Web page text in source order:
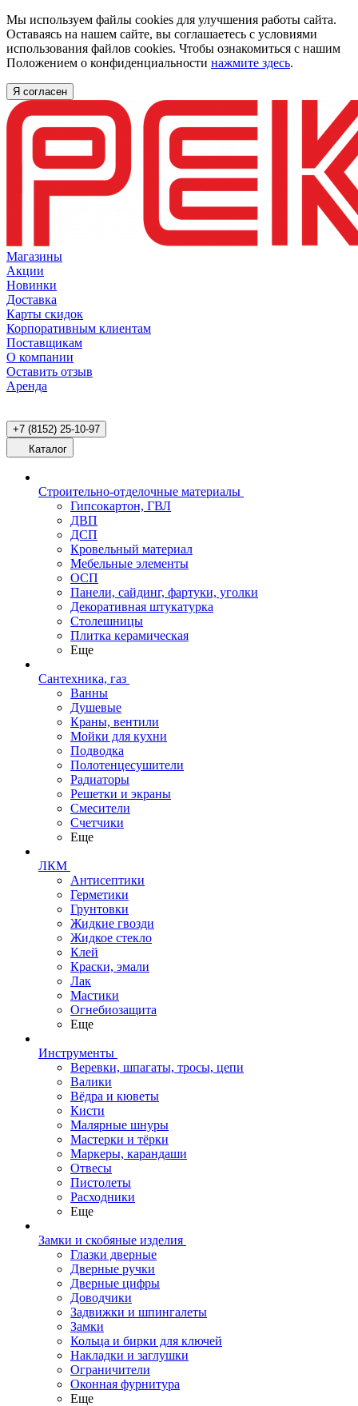
Мы используем файлы cookies для улучшения работы сайта.
Оставаясь на нашем сайте, вы соглашаетесь с условиями
использования файлов cookies. Чтобы ознакомиться с нашим
Положением о конфиденциальности нажмите здесь.
Я согласен
Магазины
Акции
Новинки
Доставка
Карты скидок
Корпоративным клиентам
Поставщикам
О компании
Оставить отзыв
Аренда
+7 (8152) 25-10-97
Каталог
Строительно-отделочные материалы
Гипсокартон, ГВЛ
ДВП
ДСП
Кровельный материал
Мебельные элементы
ОСП
Панели, сайдинг, фартуки, уголки
Декоративная штукатурка
Столешницы
Плитка керамическая
Еще
Сантехника, газ
Ванны
Душевые
Краны, вентили
Мойки для кухни
Подводка
Полотенцесушители
Радиаторы
Решетки и экраны
Смесители
Счетчики
Еще
ЛКМ
Антисептики
Герметики
Грунтовки
Жидкие гвозди
Жидкое стекло
Клей
Краски, эмали
Лак
Мастики
Огнебиозащита
Еще
Инструменты
Веревки, шпагаты, тросы, цепи
Валики
Вёдра и кюветы
Кисти
Малярные шнуры
Мастерки и тёрки
Маркеры, карандаши
Отвесы
Пистолеты
Расходники
Еще
Замки и скобяные изделия
Глазки дверные
Дверные ручки
Дверные цифры
Доводчики
Задвижки и шпингалеты
Замки
Кольца и бирки для ключей
Накладки и заглушки
Ограничители
Оконная фурнитура
Еще